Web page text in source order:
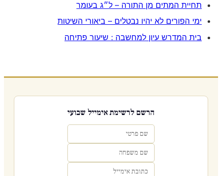
תחיית המתים מן התורה – ל״ג בעומר
ימי הפורים לא יהיו נבטלים – ביאורי השיטות
בית המדרש עיון למחשבה : שיעור פתיחה
הרשם לרשימת אימייל שבועי